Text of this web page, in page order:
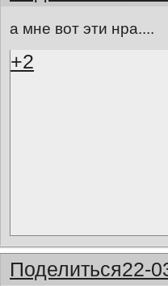
а мне вот эти нра....
+2
Поделиться22-